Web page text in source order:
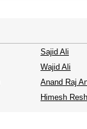
Sajid Ali
Wajid Ali
Anand Raj
Himesh